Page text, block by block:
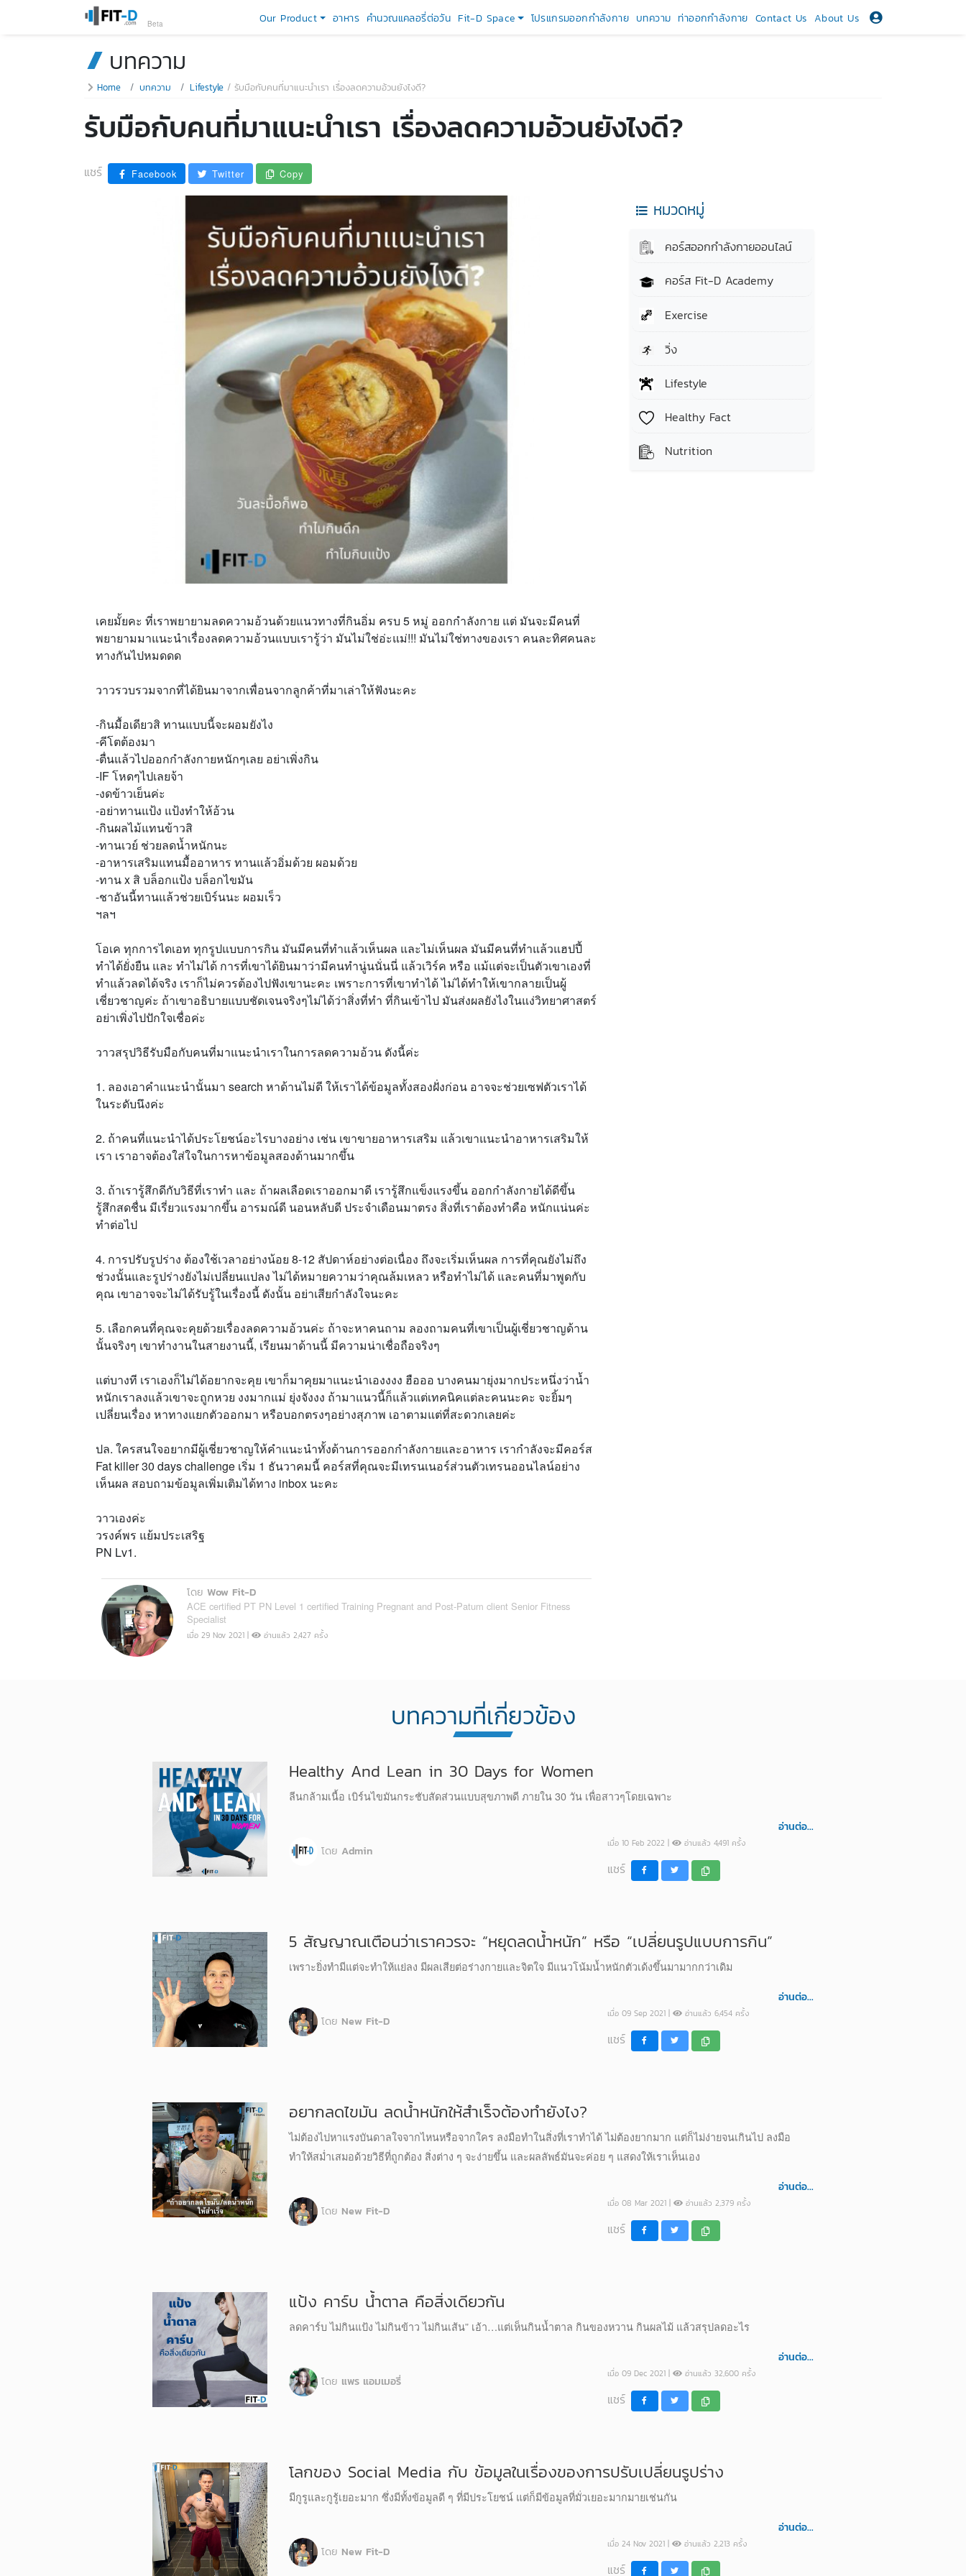
Our Product อาหาร คำนวณแคลอรี่ต่อวัน Fit-D Space โปรแกรมออกกำลังกาย บทความ ท่าออกกำลังกาย Contact Us About Us
Beta
บทความ
Home บทความ Lifestyle รับมือกับคนที่มาแนะนำเรา เรื่องลดความอ้วนยังไงดี?
รับมือกับคนที่มาแนะนำเรา เรื่องลดความอ้วนยังไงดี?
แชร์ Facebook Twitter Copy
เคยมั้ยคะ ที่เราพยายามลดความอ้วนด้วยแนวทางที่กินอิ่ม ครบ 5 หมู่ ออกกำลังกาย แต่ มันจะมีคนที่
พยายามมาแนะนำเรื่องลดความอ้วนแบบเรารู้ว่า มันไม่ใช่อ่ะแม่!!! มันไม่ใช่ทางของเรา คนละทิศคนละ
ทางกันไปหมดดด
วาวรวบรวมจากที่ได้ยินมาจากเพื่อนจากลูกค้าที่มาเล่าให้ฟังนะคะ
-กินมื้อเดียวสิ ทานแบบนี้จะผอมยังไง
-คีโตต้องมา
-ตื่นแล้วไปออกกำลังกายหนักๆเลย อย่าเพิ่งกิน
-IF โหดๆไปเลยจ้า
-งดข้าวเย็นค่ะ
-อย่าทานแป้ง แป้งทำให้อ้วน
-กินผลไม้แทนข้าวสิ
-ทานเวย์ ช่วยลดน้ำหนักนะ
-อาหารเสริมแทนมื้ออาหาร ทานแล้วอิ่มด้วย ผอมด้วย
-ทาน x สิ บล็อกแป้ง บล็อกไขมัน
-ชาอันนี้ทานแล้วช่วยเบิร์นนะ ผอมเร็ว
ฯลฯ
โอเค ทุกการไดเอท ทุกรูปแบบการกิน มันมีคนที่ทำแล้วเห็นผล และไม่เห็นผล มันมีคนที่ทำแล้วแฮปปี้
ทำได้ยั่งยืน และ ทำไม่ได้ การที่เขาได้ยินมาว่ามีคนทำนู่นนั่นนี่ แล้วเวิร์ค หรือ แม้แต่จะเป็นตัวเขาเองที่
ทำแล้วลดได้จริง เราก็ไม่ควรต้องไปฟังเขานะคะ เพราะการที่เขาทำได้ ไม่ได้ทำให้เขากลายเป็นผู้
เชี่ยวชาญค่ะ ถ้าเขาอธิบายแบบชัดเจนจริงๆไม่ได้ว่าสิ่งที่ทำ ที่กินเข้าไป มันส่งผลยังไงในแง่วิทยาศาสตร์
อย่าเพิ่งไปปักใจเชื่อค่ะ
วาวสรุปวิธีรับมือกับคนที่มาแนะนำเราในการลดความอ้วน ดังนี้ค่ะ
1. ลองเอาคำแนะนำนั้นมา search หาด้านไม่ดี ให้เราได้ข้อมูลทั้งสองฝั่งก่อน อาจจะช่วยเซฟตัวเราได้
ในระดับนึงค่ะ
2. ถ้าคนที่แนะนำได้ประโยชน์อะไรบางอย่าง เช่น เขาขายอาหารเสริม แล้วเขาแนะนำอาหารเสริมให้
เรา เราอาจต้องใส่ใจในการหาข้อมูลสองด้านมากขึ้น
3. ถ้าเรารู้สึกดีกับวิธีที่เราทำ และ ถ้าผลเลือดเราออกมาดี เรารู้สึกแข็งแรงขึ้น ออกกำลังกายได้ดีขึ้น
รู้สึกสดชื่น มีเรี่ยวแรงมากขึ้น อารมณ์ดี นอนหลับดี ประจำเดือนมาตรง สิ่งที่เราต้องทำคือ หนักแน่นค่ะ
ทำต่อไป
4. การปรับรูปร่าง ต้องใช้เวลาอย่างน้อย 8-12 สัปดาห์อย่างต่อเนื่อง ถึงจะเริ่มเห็นผล การที่คุณยังไม่ถึง
ช่วงนั้นและรูปร่างยังไม่เปลี่ยนแปลง ไม่ได้หมายความว่าคุณล้มเหลว หรือทำไม่ได้ และคนที่มาพูดกับ
คุณ เขาอาจจะไม่ได้รับรู้ในเรื่องนี้ ดังนั้น อย่าเสียกำลังใจนะคะ
5. เลือกคนที่คุณจะคุยด้วยเรื่องลดความอ้วนค่ะ ถ้าจะหาคนถาม ลองถามคนที่เขาเป็นผู้เชี่ยวชาญด้าน
นั้นจริงๆ เขาทำงานในสายงานนี้, เรียนมาด้านนี้ มีความน่าเชื่อถือจริงๆ
แต่บางที เราเองก็ไม่ได้อยากจะคุย เขาก็มาคุยมาแนะนำเองงงง ฮือออ บางคนมายุ่งมากประหนึ่งว่าน้ำ
หนักเราลงแล้วเขาจะถูกหวย งงมากแม่ ยุ่งจังงง ถ้ามาแนวนี้ก็แล้วแต่เทคนิคแต่ละคนนะคะ จะยิ้มๆ
เปลี่ยนเรื่อง หาทางแยกตัวออกมา หรือบอกตรงๆอย่างสุภาพ เอาตามแต่ที่สะดวกเลยค่ะ
ปล. ใครสนใจอยากมีผู้เชี่ยวชาญให้คำแนะนำทั้งด้านการออกกำลังกายและอาหาร เรากำลังจะมีคอร์ส
Fat killer 30 days challenge เริ่ม 1 ธันวาคมนี้ คอร์สที่คุณจะมีเทรนเนอร์ส่วนตัวเทรนออนไลน์อย่าง
เห็นผล สอบถามข้อมูลเพิ่มเติมได้ทาง inbox นะคะ
วาวเองค่ะ
วรงค์พร แย้มประเสริฐ
PN Lv1.
โดย Wow Fit-D
ACE certified PT PN Level 1 certified Training Pregnant and Post-Patum client Senior Fitness
Specialist
เมื่อ 29 Nov 2021 | อ่านแล้ว 2,427 ครั้ง
หมวดหมู่
คอร์สออกกำลังกายออนไลน์
คอร์ส Fit-D Academy
Exercise
วิ่ง
Lifestyle
Healthy Fact
Nutrition
บทความที่เกี่ยวข้อง
Healthy And Lean in 30 Days for Women
ลีนกล้ามเนื้อ เบิร์นไขมันกระชับสัดส่วนแบบสุขภาพดี ภายใน 30 วัน เพื่อสาวๆโดยเฉพาะ
อ่านต่อ...
โดย Admin เมื่อ 10 Feb 2022 | อ่านแล้ว 4,491 ครั้ง
แชร์
5 สัญญาณเตือนว่าเราควรจะ “หยุดลดน้ำหนัก” หรือ “เปลี่ยนรูปแบบการกิน”
เพราะยิ่งทำมีแต่จะทำให้แย่ลง มีผลเสียต่อร่างกายและจิตใจ มีแนวโน้มน้ำหนักตัวเด้งขึ้นมามากกว่าเดิม
อ่านต่อ...
โดย New Fit-D เมื่อ 09 Sep 2021 | อ่านแล้ว 6,454 ครั้ง
แชร์
อยากลดไขมัน ลดน้ำหนักให้สำเร็จต้องทำยังไง?
ไม่ต้องไปหาแรงบันดาลใจจากไหนหรือจากใคร ลงมือทำในสิ่งที่เราทำได้ ไม่ต้องยากมาก แต่ก็ไม่ง่ายจนเกินไป ลงมือ
ทำให้สม่ำเสมอด้วยวิธีที่ถูกต้อง สิ่งต่าง ๆ จะง่ายขึ้น และผลลัพธ์มันจะค่อย ๆ แสดงให้เราเห็นเอง
อ่านต่อ...
โดย New Fit-D เมื่อ 08 Mar 2021 | อ่านแล้ว 2,379 ครั้ง
แชร์
แป้ง คาร์บ น้ำตาล คือสิ่งเดียวกัน
ลดคาร์บ ไม่กินแป้ง ไม่กินข้าว ไม่กินเส้น” เอ้า…แต่เห็นกินน้ำตาล กินของหวาน กินผลไม้ แล้วสรุปลดอะไร
อ่านต่อ...
โดย แพร แอมเมอรี่ เมื่อ 09 Dec 2021 | อ่านแล้ว 32,600 ครั้ง
แชร์
โลกของ Social Media กับ ข้อมูลในเรื่องของการปรับเปลี่ยนรูปร่าง
มีกูรูและกูรู้เยอะมาก ซึ่งมีทั้งข้อมูลดี ๆ ที่มีประโยชน์ แต่ก็มีข้อมูลที่มั่วเยอะมากมายเช่นกัน
อ่านต่อ...
โดย New Fit-D เมื่อ 24 Nov 2021 | อ่านแล้ว 2,213 ครั้ง
แชร์